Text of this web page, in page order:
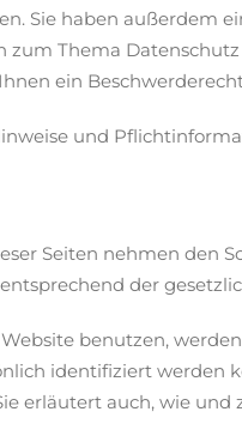
Sie haben außerdem
zum Thema
ein
und
Seiten nehmen den
der
benutzen,
identifiziert werden
erläutert auch, wie und